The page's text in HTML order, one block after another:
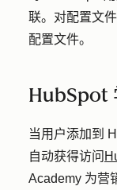
联。对配置文
配置文件。
HubSpot
当用户添加到
自动获得访问
Academy 为营